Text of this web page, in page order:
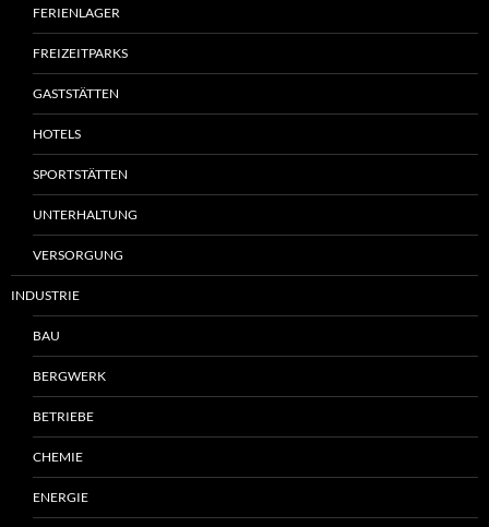
FERIENLAGER
FREIZEITPARKS
GASTSTÄTTEN
HOTELS
SPORTSTÄTTEN
UNTERHALTUNG
VERSORGUNG
INDUSTRIE
BAU
BERGWERK
BETRIEBE
CHEMIE
ENERGIE